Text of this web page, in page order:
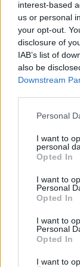
interest-based
us or personal
your opt-out.
disclosure of
IAB’s list of
also be
Downstream
Personal
I want to
personal
Opted In
I want to
Personal
Opted In
I want to
Personal
Opted In
I want to
Ο κ.
του στον
υπόθαλψης»
κυρία
μίση… Όπως
πολέμησαν
νεότερη
ΠΑΣΟΚ».
Ο
Καπερνάρος